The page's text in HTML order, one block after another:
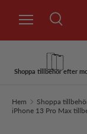
Hoppa till
Sök
Shoppa tillbehör efter
Hem Shoppa
iPhone 13 Pro Max